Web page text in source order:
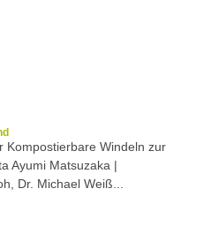
Kompostierbare Windeln zur
Ayumi Matsuzaka |
Dr. Michael Weiß...